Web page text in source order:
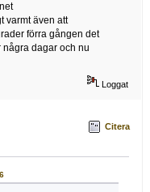
varmt även att
förra gången det
några dagar och nu
Loggat
Citera